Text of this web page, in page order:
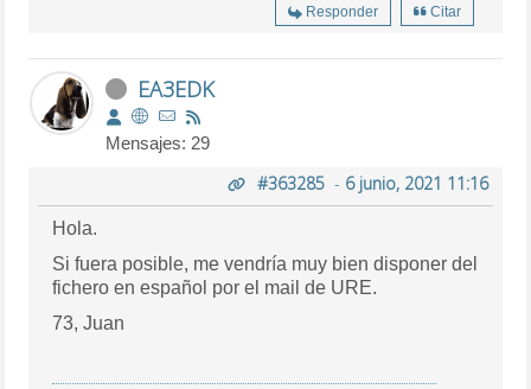
Responder Citar
EA3EDK
Mensajes: 29
#363285- 6 junio, 2021 11:16
Hola.
Si fuera posible, me vendría muy bien disponer del
fichero en español por el mail de URE.
73, Juan